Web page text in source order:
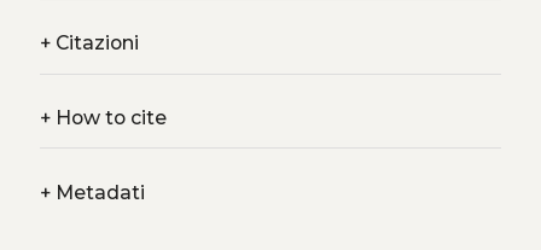
+Citazioni
+How to cite
+Metadati